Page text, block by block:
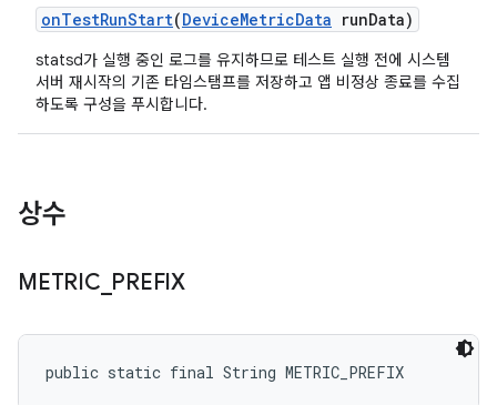
onTestRunStart(DeviceMetricData runData)
statsd가 실행 중인 로그를 유지하므로 테스트 실행 전에 시스템
서버 재시작의 기존 타임스탬프를 저장하고 앱 비정상 종료를 수집
하도록 구성을 푸시합니다.
상수
METRIC PREFIX
public static final String METRIC_PREFIX